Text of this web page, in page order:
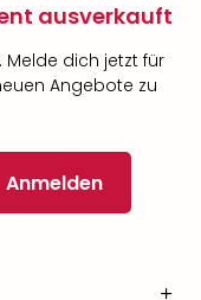
ausverkauft
dich jetzt für
Angebote zu
Anmelden